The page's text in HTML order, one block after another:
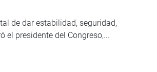
de dar estabilidad, seguridad,
el presidente del Congreso,...